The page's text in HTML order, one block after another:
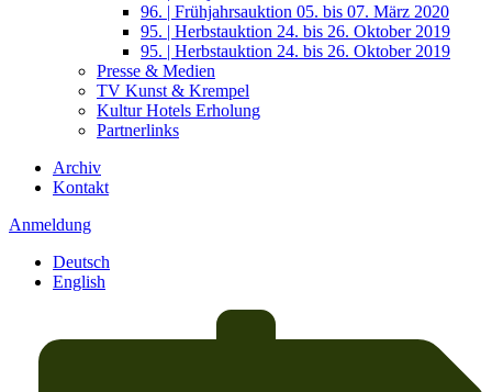
96. | Frühjahrsauktion 05. bis 07. März 2020
95. | Herbstauktion 24. bis 26. Oktober 2019
95. | Herbstauktion 24. bis 26. Oktober 2019
Presse & Medien
TV Kunst & Krempel
Kultur Hotels Erholung
Partnerlinks
Archiv
Kontakt
Anmeldung
Deutsch
English